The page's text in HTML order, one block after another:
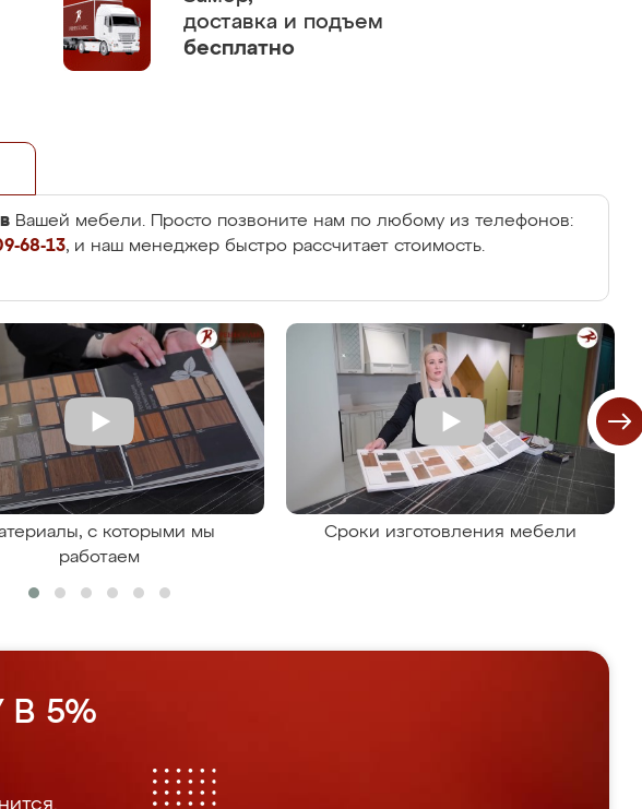
доставка и подъем
бесплатно
Вашей мебели. Просто позвоните нам по любому из телефонов:
68-13, и наш менеджер быстро рассчитает стоимость.
с которыми мы
работаем
Сроки изготовления мебели
5%